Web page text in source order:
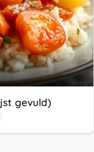
gevuld)